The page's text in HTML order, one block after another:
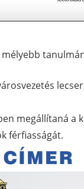
mélyebb
megállítaná
férfiasságát.